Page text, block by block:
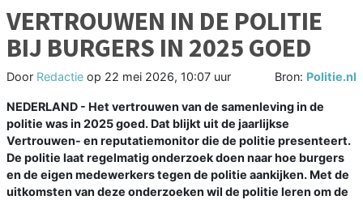
VERTROUWEN IN DE POLITIE
BIJ BURGERS IN 2025 GOED
Door Redactie op 22 mei 2026, 10:07 uur Bron: Politie.nl
NEDERLAND - Het vertrouwen van de samenleving in de
politie was in 2025 goed. Dat blijkt uit de jaarlijkse
Vertrouwen- en reputatiemonitor die de politie presenteert.
De politie laat regelmatig onderzoek doen naar hoe burgers
en de eigen medewerkers tegen de politie aankijken. Met de
uitkomsten van deze onderzoeken wil de politie leren om de